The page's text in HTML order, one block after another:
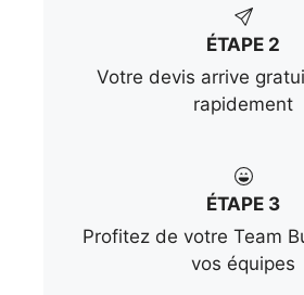
ÉTAPE 2
Votre devis arrive
rapidement
ÉTAPE 3
Profitez de votre Team
vos équipes